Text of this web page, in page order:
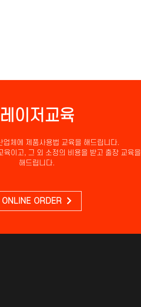
이저교육
업체에 제품사용법 교육을 해드립니다.
육이고, 그 외 소정의 비용을 받고 출장 교육을
해드립니다.
ONLINE ORDER